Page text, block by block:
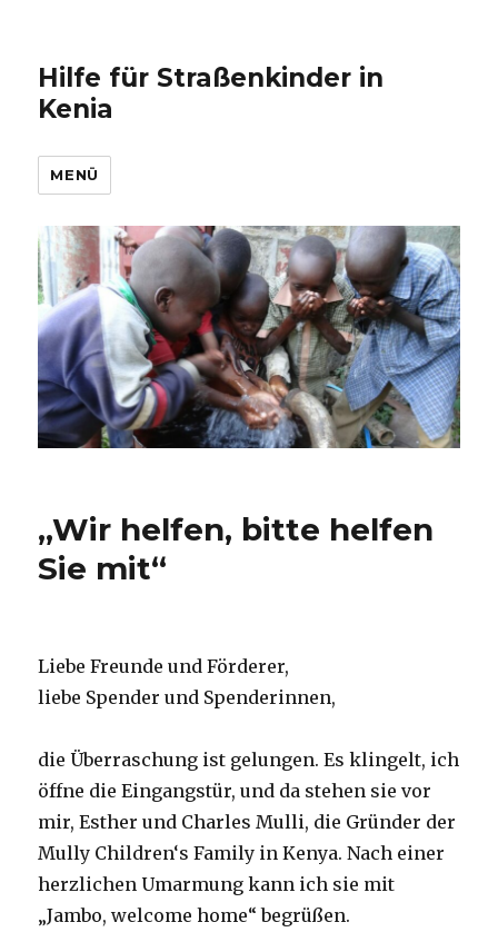
Hilfe für Straßenkinder in
Kenia
MENÜ
„Wir helfen, bitte helfen
Sie mit“
Liebe Freunde und Förderer,
liebe Spender und Spenderinnen,
die Überraschung ist gelungen. Es klingelt, ich
öffne die Eingangstür, und da stehen sie vor
mir, Esther und Charles Mulli, die Gründer der
Mully Children‘s Family in Kenya. Nach einer
herzlichen Umarmung kann ich sie mit
„Jambo, welcome home“ begrüßen.